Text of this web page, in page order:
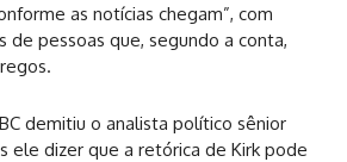
as notícias chegam”, com
de pessoas que, segundo a conta,
demitiu o analista político sênior
ele dizer que a retórica de Kirk pode